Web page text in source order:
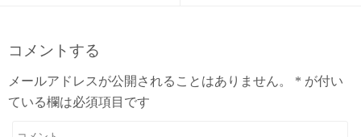
コメントする
メールアドレスが公開されることはありません。 * が付い
ている欄は必須項目です